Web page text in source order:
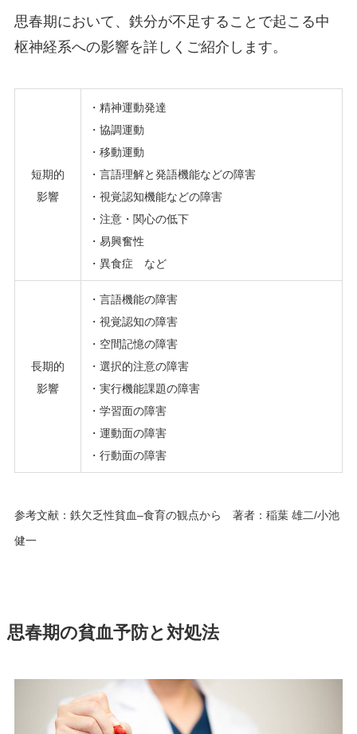
思春期において、鉄分が不足することで起こる中
枢神経系への影響を詳しくご紹介します。
短期的
影響
・精神運動発達
・協調運動
・移動運動
・言語理解と発語機能などの障害
・視覚認知機能などの障害
・注意・関心の低下
・易興奮性
・異食症 など
長期的
影響
・言語機能の障害
・視覚認知の障害
・空間記憶の障害
・選択的注意の障害
・実行機能課題の障害
・学習面の障害
・運動面の障害
・行動面の障害
参考文献：鉄欠乏性貧血–食育の観点から 著者：稲葉 雄二/小池
健一
思春期の貧血予防と対処法